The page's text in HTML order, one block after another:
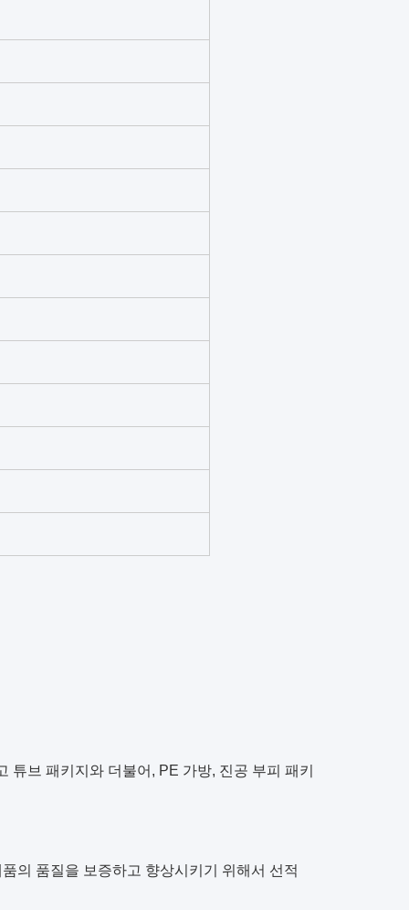
브 패키지와 더불어, PE 가방, 진공 부피 패키
의 품질을 보증하고 향상시키기 위해서 선적